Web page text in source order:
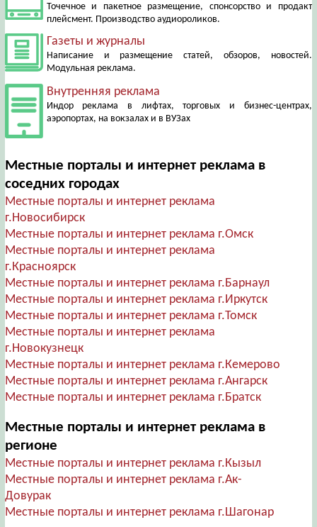
Точечное и пакетное размещение, спонсорство и продакт
плейсмент. Производство аудиороликов.
Газеты и журналы
Написание и размещение статей, обзоров, новостей.
Модульная реклама.
Внутренняя реклама
Индор реклама в лифтах, торговых и бизнес-центрах,
аэропортах, на вокзалах и в ВУЗах
Местные порталы и интернет реклама в
соседних городах
Местные порталы и интернет реклама
г.Новосибирск
Местные порталы и интернет реклама г.Омск
Местные порталы и интернет реклама
г.Красноярск
Местные порталы и интернет реклама г.Барнаул
Местные порталы и интернет реклама г.Иркутск
Местные порталы и интернет реклама г.Томск
Местные порталы и интернет реклама
г.Новокузнецк
Местные порталы и интернет реклама г.Кемерово
Местные порталы и интернет реклама г.Ангарск
Местные порталы и интернет реклама г.Братск
Местные порталы и интернет реклама в
регионе
Местные порталы и интернет реклама г.Кызыл
Местные порталы и интернет реклама г.Ак-
Довурак
Местные порталы и интернет реклама г.Шагонар